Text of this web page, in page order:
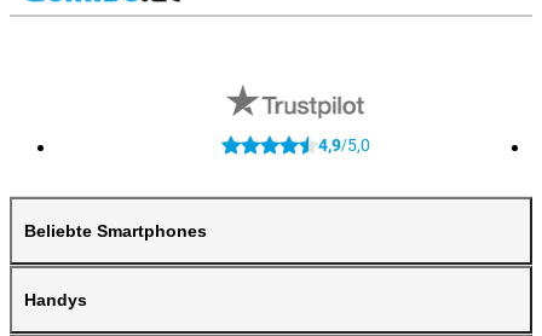
4,9/5,0
Beliebte Smartphones
Handys